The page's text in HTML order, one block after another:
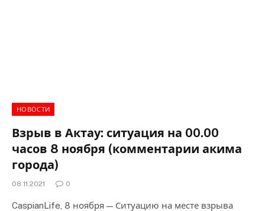
НОВОСТИ
Взрыв в Актау: ситуация на 00.00
часов 8 ноября (комментарии акима
города)
08.11.2021 0
CaspianLife, 8 ноября — Ситуацию на месте взрыва